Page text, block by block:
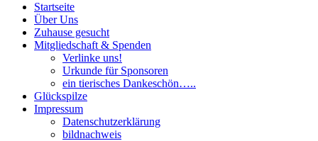
Startseite
Über Uns
Zuhause gesucht
Mitgliedschaft & Spenden
Verlinke uns!
Urkunde für Sponsoren
ein tierisches Dankeschön…..
Glückspilze
Impressum
Datenschutzerklärung
bildnachweis